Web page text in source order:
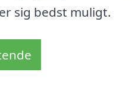
sig bedst muligt.